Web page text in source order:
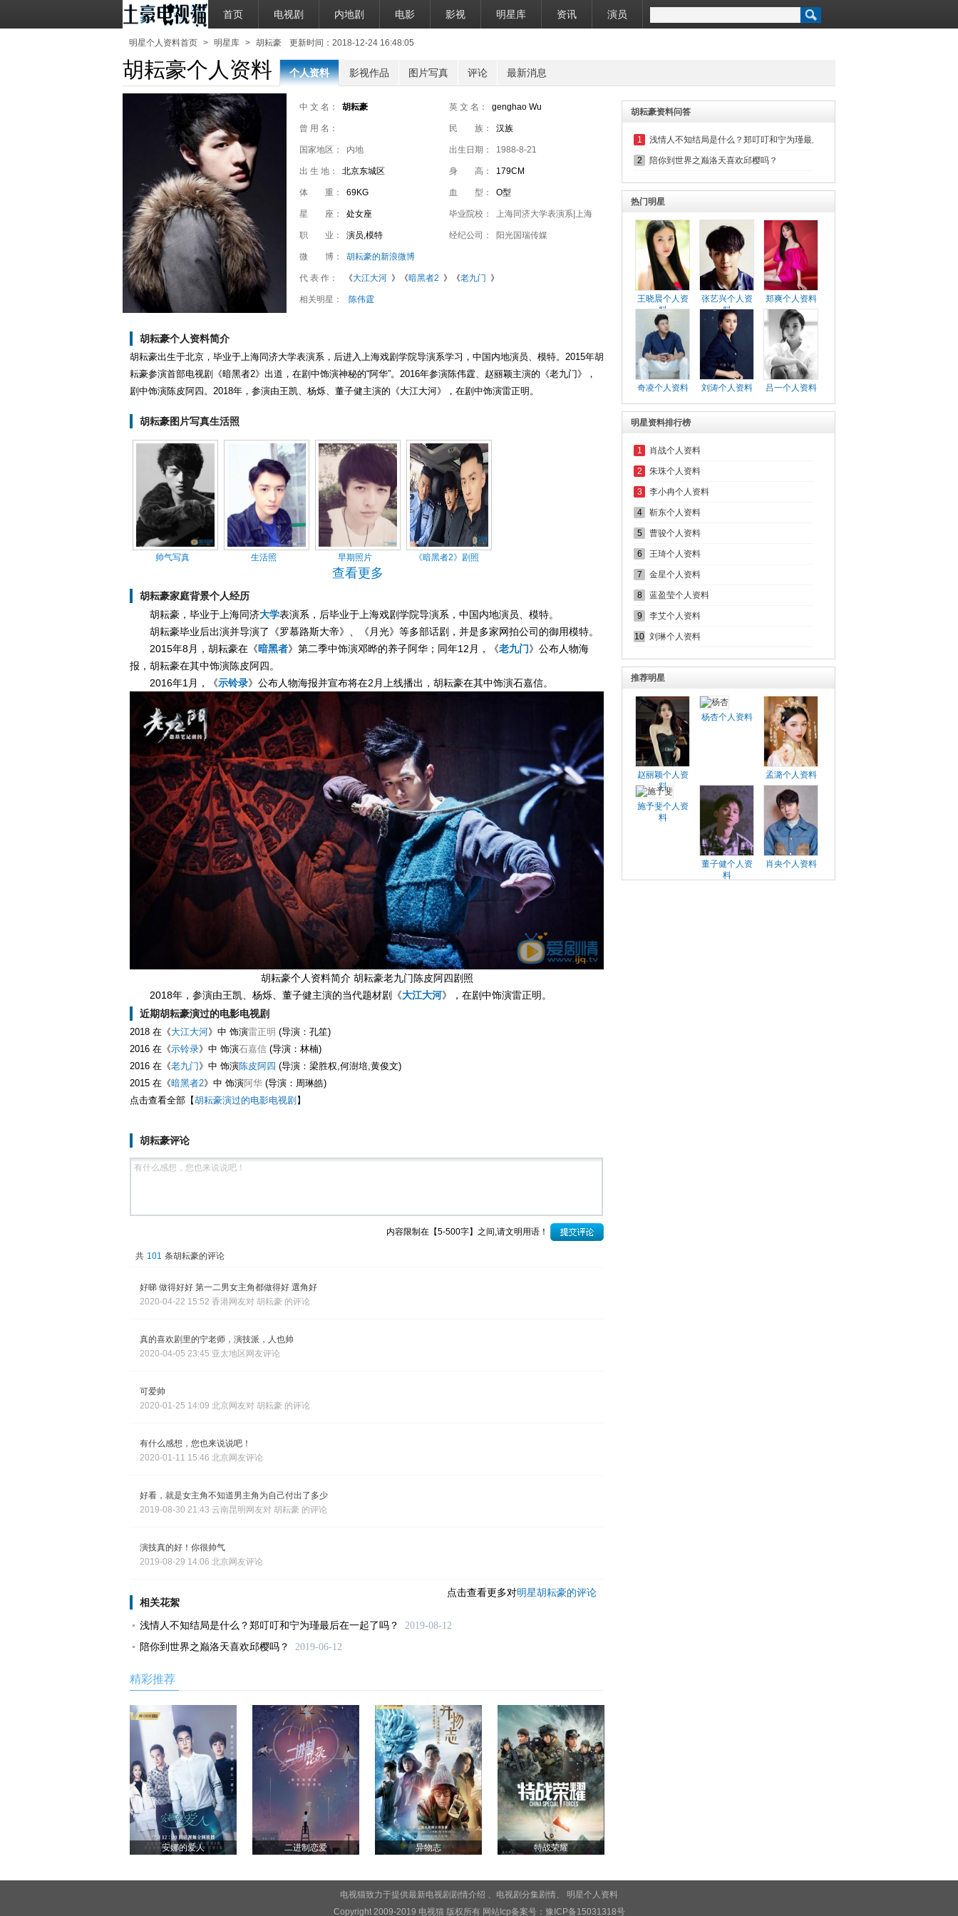
首页 电视剧 内地剧 电影 影视 明星库 资讯 演员
明星个人资料首页 > 明星库 > 胡耘豪 更新时间：2018-12-24 16:48:05
胡耘豪个人资料 个人资料 影视作品 图片写真 评论 最新消息
中 文 名： 胡耘豪 英 文 名： genghao Wu
曾 用 名： 民 族： 汉族
国家地区： 内地 出生日期： 1988-8-21
出 生 地： 北京东城区 身 高： 179CM
体 重： 69KG 血 型： O型
星 座： 处女座 毕业院校： 上海同济大学表演系|上海
戏剧学院导演系
职 业： 演员,模特 经纪公司： 阳光国瑞传媒
微 博： 胡耘豪的新浪微博
代 表 作： 《大江大河 》《暗黑者2 》《老九门 》
相关明星： 陈伟霆
胡耘豪个人资料简介
胡耘豪出生于北京，毕业于上海同济大学表演系，后进入上海戏剧学院导演系学习，中国内地演员、模特。2015年胡
耘豪参演首部电视剧《暗黑者2》出道，在剧中饰演神秘的“阿华”。2016年参演陈伟霆、赵丽颖主演的《老九门》，
剧中饰演陈皮阿四。2018年，参演由王凯、杨烁、董子健主演的《大江大河》，在剧中饰演雷正明。
胡耘豪图片写真生活照
帅气写真 生活照 早期照片 《暗黑者2》剧照
查看更多
胡耘豪家庭背景个人经历
胡耘豪，毕业于上海同济大学表演系，后毕业于上海戏剧学院导演系，中国内地演员、模特。
胡耘豪毕业后出演并导演了《罗慕路斯大帝》、《月光》等多部话剧，并是多家网拍公司的御用模特。
2015年8月，胡耘豪在《暗黑者》第二季中饰演邓晔的养子阿华；同年12月，《老九门》公布人物海
报，胡耘豪在其中饰演陈皮阿四。
2016年1月，《示铃录》公布人物海报并宣布将在2月上线播出，胡耘豪在其中饰演石嘉信。
胡耘豪个人资料简介 胡耘豪老九门陈皮阿四剧照
2018年，参演由王凯、杨烁、董子健主演的当代题材剧《大江大河》，在剧中饰演雷正明。
近期胡耘豪演过的电影电视剧
2018 在《大江大河》中 饰演雷正明 (导演：孔笙)
2016 在《示铃录》中 饰演石嘉信 (导演：林楠)
2016 在《老九门》中 饰演陈皮阿四 (导演：梁胜权,何澍培,黄俊文)
2015 在《暗黑者2》中 饰演阿华 (导演：周琳皓)
点击查看全部【胡耘豪演过的电影电视剧】
胡耘豪评论
内容限制在【5-500字】之间,请文明用语！
共 101 条胡耘豪的评论
好睇 做得好好 第一二男女主角都做得好 選角好
2020-04-22 15:52 香港网友对 胡耘豪 的评论
真的喜欢剧里的宁老师，演技派，人也帅
2020-04-05 23:45 亚太地区网友评论
可爱帅
2020-01-25 14:09 北京网友对 胡耘豪 的评论
有什么感想，您也来说说吧！
2020-01-11 15:46 北京网友评论
好看，就是女主角不知道男主角为自己付出了多少
2019-08-30 21:43 云南昆明网友对 胡耘豪 的评论
演技真的好！你很帅气
2019-08-29 14:06 北京网友评论
点击查看更多对明星胡耘豪的评论
相关花絮
浅情人不知结局是什么？郑叮叮和宁为瑾最后在一起了吗？
2019-08-12
陪你到世界之巅洛天喜欢邱樱吗？
2019-06-12
精彩推荐
安娜的爱人 二进制恋爱 异物志 特战荣耀
胡耘豪资料问答
1 浅情人不知结局是什么？郑叮叮和宁为瑾最后在一起了吗？
2 陪你到世界之巅洛天喜欢邱樱吗？
热门明星
王晓晨个人资
料
张艺兴个人资
料
郑爽个人资料
奇凌个人资料 刘涛个人资料 吕一个人资料
明星资料排行榜
1 肖战个人资料
2 朱珠个人资料
3 李小冉个人资料
4 靳东个人资料
5 曹骏个人资料
6 王琦个人资料
7 金星个人资料
8 蓝盈莹个人资料
9 李艾个人资料
10 刘琳个人资料
推荐明星
赵丽颖个人资
料
杨杏个人资料
孟潞个人资料
施予斐个人资
料
董子健个人资
料
肖央个人资料
电视猫致力于提供最新电视剧 剧情介绍 、电视剧 分集剧情
明星个人资料
Copyright 2009-2019 电视猫 版权所有 网站Icp备案号： 豫ICP备15031318号